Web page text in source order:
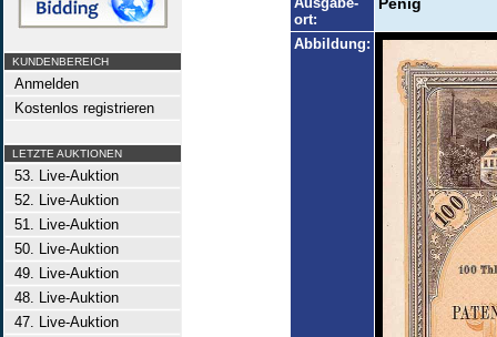
KUNDENBEREICH
Anmelden
Kostenlos registrieren
LETZTE AUKTIONEN
53. Live-Auktion
52. Live-Auktion
51. Live-Auktion
50. Live-Auktion
49. Live-Auktion
48. Live-Auktion
47. Live-Auktion
ort:
Abbildung: